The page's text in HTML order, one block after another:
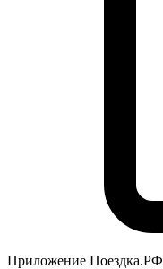
Приложение Поездка.РФ